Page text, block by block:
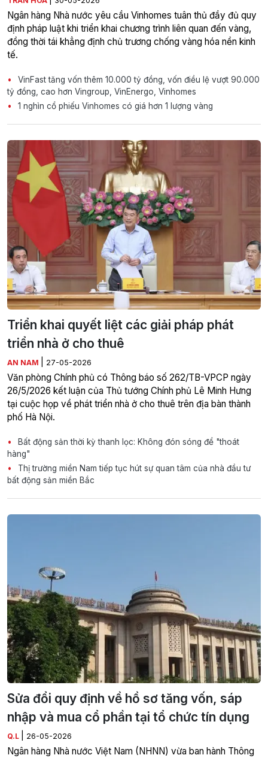
Ngân hàng Nhà nước yêu cầu Vinhomes tuân thủ đầy đủ quy
định pháp luật khi triển khai chương trình liên quan đến vàng,
đồng thời tái khẳng định chủ trương chống vàng hóa nền kinh
tế.
VinFast tăng vốn thêm 10.000 tỷ đồng, vốn điều lệ vượt 90.000
tỷ đồng, cao hơn Vingroup, VinEnergo, Vinhomes
1 nghìn cổ phiếu Vinhomes có giá hơn 1 lượng vàng
Triển khai quyết liệt các giải pháp phát
triển nhà ở cho thuê
AN NAM 27-05-2026
Văn phòng Chính phủ có Thông báo số 262/TB-VPCP ngày
26/5/2026 kết luận của Thủ tướng Chính phủ Lê Minh Hưng
tại cuộc họp về phát triển nhà ở cho thuê trên địa bàn thành
phố Hà Nội.
Bất động sản thời kỳ thanh lọc: Không đón sóng để "thoát
hàng"
Thị trường miền Nam tiếp tục hút sự quan tâm của nhà đầu tư
bất động sản miền Bắc
Sửa đổi quy định về hồ sơ tăng vốn, sáp
nhập và mua cổ phần tại tổ chức tín dụng
Q.L 26-05-2026
Ngân hàng Nhà nước Việt Nam (NHNN) vừa ban hành Thông